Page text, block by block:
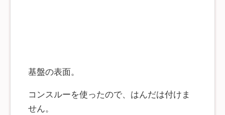
基盤の表面。
コンスルーを使ったので、はんだは付けま
せん。